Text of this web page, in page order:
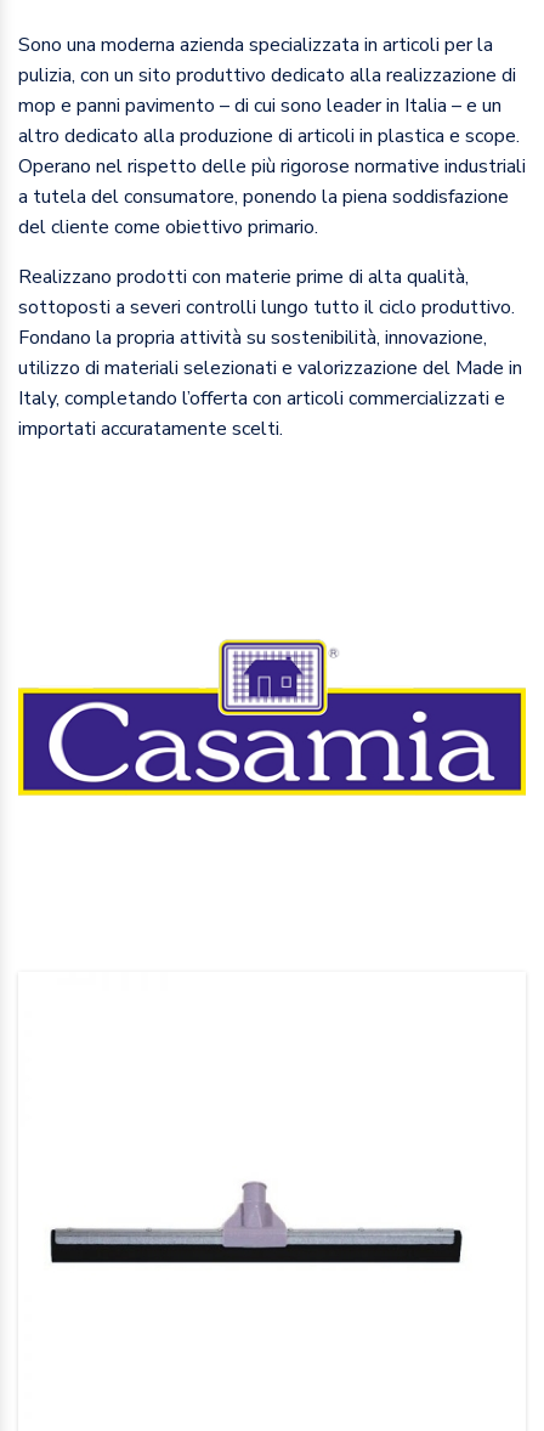
Sono una moderna azienda specializzata in articoli per la
pulizia, con un sito produttivo dedicato alla realizzazione di
mop e panni pavimento – di cui sono leader in Italia – e un
altro dedicato alla produzione di articoli in plastica e scope.
Operano nel rispetto delle più rigorose normative industriali
a tutela del consumatore, ponendo la piena soddisfazione
del cliente come obiettivo primario.
Realizzano prodotti con materie prime di alta qualità,
sottoposti a severi controlli lungo tutto il ciclo produttivo.
Fondano la propria attività su sostenibilità, innovazione,
utilizzo di materiali selezionati e valorizzazione del Made in
Italy, completando l’offerta con articoli commercializzati e
importati accuratamente scelti.